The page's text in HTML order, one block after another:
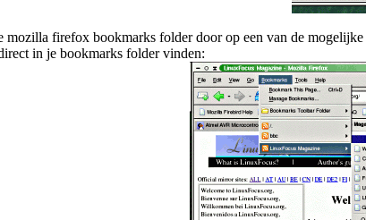
mozilla firefox bookmarks folder door op een van de
in je bookmarks folder vinden: